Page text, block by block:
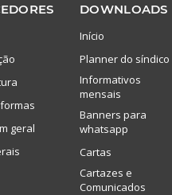
geral
DOWNLOADS
Início
Planner do síndico
Informativos
mensais
Banners para
whatsapp
Cartas
Cartazes e
Comunicados